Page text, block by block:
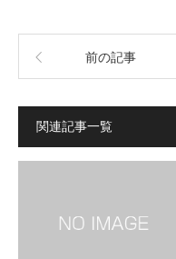
前の記事
関連記事一覧